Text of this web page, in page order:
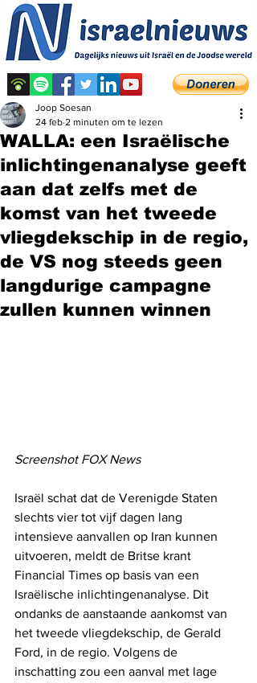
WALLA: een Israëlische
inlichtingenanalyse geeft
aan dat zelfs met de
komst van het tweede
vliegdekschip in de regio,
de VS nog steeds geen
langdurige campagne
zullen kunnen winnen
Joop Soesan
24 feb 2 minuten om te lezen
Screenshot FOX News
Israël schat dat de Verenigde Staten
slechts vier tot vijf dagen lang
intensieve aanvallen op Iran kunnen
uitvoeren, meldt de Britse krant
Financial Times op basis van een
Israëlische inlichtingenanalyse. Dit
ondanks de aanstaande aankomst van
het tweede vliegdekschip, de Gerald
Ford, in de regio. Volgens de
inschatting zou een aanval met lage